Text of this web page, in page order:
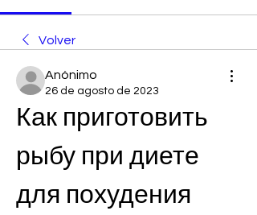
Volver
Anónimo
26 de agosto de 2023
Как приготовить
рыбу при диете
для похудения